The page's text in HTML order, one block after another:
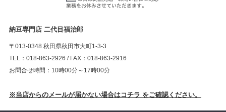
納豆専門店 二代目福治郎
〒013-0348 秋田県秋田市大町1-3-3
TEL：018-863-2926 / FAX：018-863-2916
お問合せ時間：10時00分～17時00分
※当店からのメールが届かない場合はコチラ をご確認ください。